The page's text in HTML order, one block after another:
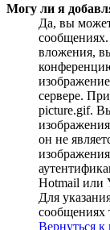
Могу ли я
Да, вы
сообщениях.
вложения,
сервере.
picture.gif.
он не
Hotmail или
Для
сообщениях
Вернуться к